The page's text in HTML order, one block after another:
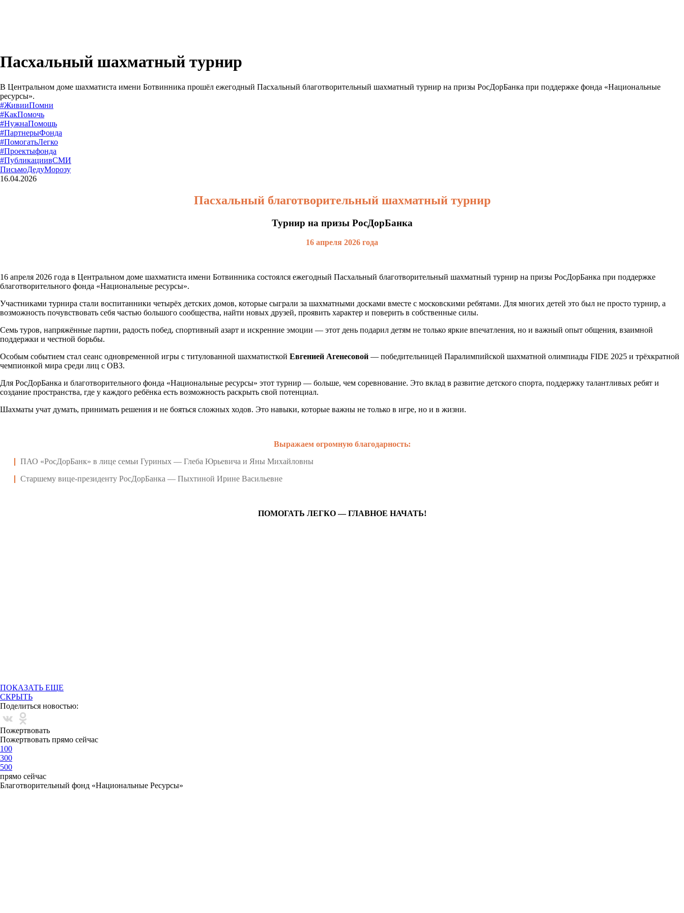
Пасхальный шахматный турнир
В Центральном доме шахматиста имени Ботвинника прошёл ежегодный Пасхальный благотворительный шахматный турнир на призы РосДорБанка при поддержке фонда «Национальные
ресурсы».
16.04.2026
Пасхальный благотворительный шахматный турнир
Турнир на призы РосДорБанка
16 апреля 2026 года
16 апреля 2026 года в Центральном доме шахматиста имени Ботвинника состоялся ежегодный Пасхальный благотворительный шахматный турнир на призы РосДорБанка при поддержке
благотворительного фонда «Национальные ресурсы».
Участниками турнира стали воспитанники четырёх детских домов, которые сыграли за шахматными досками вместе с московскими ребятами. Для многих детей это был не просто турнир, а
возможность почувствовать себя частью большого сообщества, найти новых друзей, проявить характер и поверить в собственные силы.
Семь туров, напряжённые партии, радость побед, спортивный азарт и искренние эмоции — этот день подарил детям не только яркие впечатления, но и важный опыт общения, взаимной
поддержки и честной борьбы.
Особым событием стал сеанс одновременной игры с титулованной шахматисткой Евгенией Агенесовой — победительницей Паралимпийской шахматной олимпиады FIDE 2025 и трёхкратной
чемпионкой мира среди лиц с ОВЗ.
Для РосДорБанка и благотворительного фонда «Национальные ресурсы» этот турнир — больше, чем соревнование. Это вклад в развитие детского спорта, поддержку талантливых ребят и
создание пространства, где у каждого ребёнка есть возможность раскрыть свой потенциал.
Шахматы учат думать, принимать решения и не бояться сложных ходов. Это навыки, которые важны не только в игре, но и в жизни.
Выражаем огромную благодарность:
ПАО «РосДорБанк» в лице семьи Гуриных — Глеба Юрьевича и Яны Михайловны
Старшему вице-президенту РосДорБанка — Пыхтиной Ирине Васильевне
ПОМОГАТЬ ЛЕГКО — ГЛАВНОЕ НАЧАТЬ!
ПОКАЗАТЬ ЕЩЕ
СКРЫТЬ
Поделиться новостью:
Пожертвовать
Пожертвовать прямо сейчас
100
300
500
прямо сейчас
Благотворительный фонд «Национальные Ресурсы»